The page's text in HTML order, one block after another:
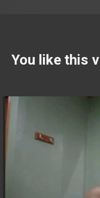
You like this